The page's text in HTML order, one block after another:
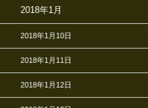
2018年1月
2018年1月10日
2018年1月11日
2018年1月12日